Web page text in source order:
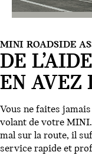
MINI ROADSIDE
DE
EN AVEZ
Vous ne faites
volant de votre
mal sur la route, il
service rapide et